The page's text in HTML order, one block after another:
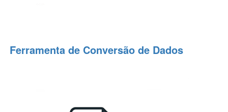
Ferramenta de Conversão de Dados